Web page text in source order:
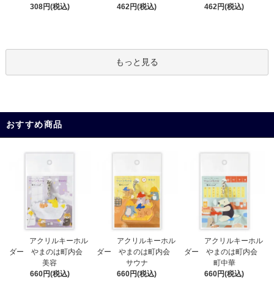
308円(税込)
462円(税込)
462円(税込)
もっと見る
おすすめ商品
アクリルキーホル
ダー やまのは町内会
美容
660円(税込)
アクリルキーホル
ダー やまのは町内会
サウナ
660円(税込)
アクリルキーホル
ダー やまのは町内会
町中華
660円(税込)